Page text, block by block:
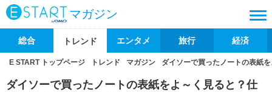
マガジン
総合 トレンド エンタメ 旅行 経済
E START トップページ トレンド マガジン ダイソーで買ったノートの表紙
ダイソーで買ったノートの表紙をよ～く見ると？仕